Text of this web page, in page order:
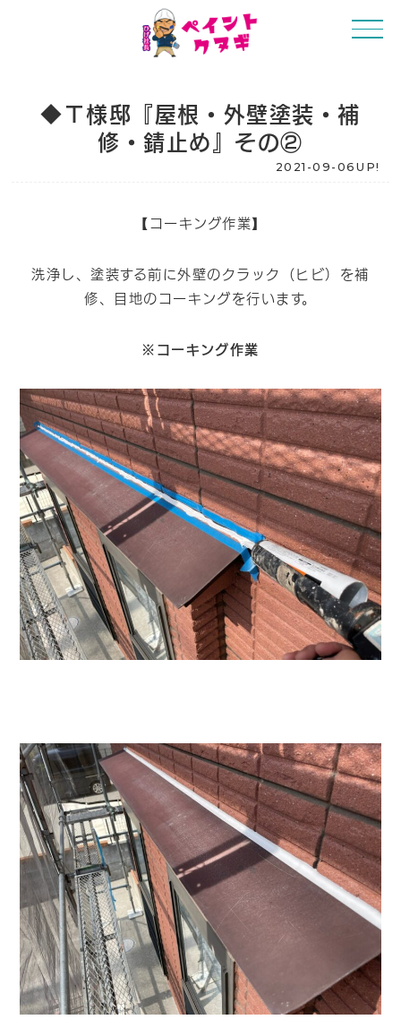
◆Ｔ様邸『屋根・外壁塗装・補
修・錆止め』その②
2021-09-06UP!
【コーキング作業】
洗浄し、塗装する前に外壁のクラック（ヒビ）を補
修、目地のコーキングを行います。
※コーキング作業